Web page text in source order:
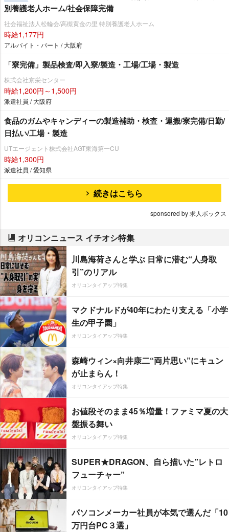
別養護老人ホーム/社会保障完備
社会福祉法人松輪会/高槻黄金の里 特別養護老人ホーム
時給1,177円
アルバイト・パート / 大阪府
「寮完備」製品検査/即入寮/製造・工場/工場・製造
株式会社京栄センター
時給1,200円～1,500円
派遣社員 / 大阪府
食品のガムやキャンディーの製造補助・検査・運搬/寮完備/日勤/
日払い/工場・製造
UTエージェント株式会社AGT東海第一CU
時給1,300円
派遣社員 / 愛知県
続きはこちら
sponsored by 求人ボックス
オリコンニュース イチオシ特集
川島海荷さんと学ぶ 日常に潜む“人身取
引”のリアル
オリコンタイアップ特集
マクドナルドが40年にわたり支える「小学
生の甲子園」
オリコンタイアップ特集
森崎ウィン×向井康二“両片思い”にキュン
が止まらん！
オリコンタイアップ特集
お値段そのまま45％増量！ファミマ夏の大
盤振る舞い
オリコンタイアップ特集
SUPER★DRAGON、自ら描いた”レトロ
フューチャー”
オリコンタイアップ特集
パソコンメーカー社員が本気で選んだ「10
万円台PC３選」